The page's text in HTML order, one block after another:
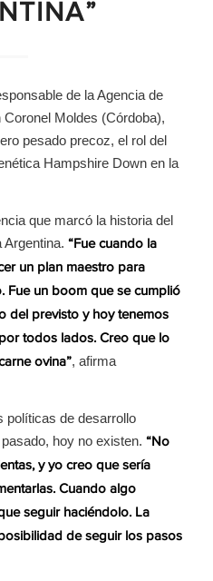
de la Agencia de
Moldes (Córdoba),
pesado precoz, el rol del
Hampshire Down en la
que marcó la historia del
“Fue cuando la
un plan maestro para
Fue un boom que se cumplió
del previsto y hoy tenemos
todos lados. Creo que lo
ovina”, afirma
políticas de desarrollo
hoy no existen. “No
y yo creo que sería
Cuando algo
seguir haciéndolo. La
de seguir los pasos